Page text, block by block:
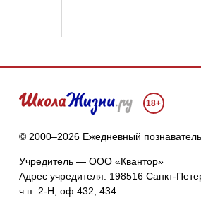
18+
© 2000–2026 Ежедневный
Учредитель — ООО «Квантор»
Адрес учредителя: 198516 Санкт-
ч.п. 2-Н, оф.432, 434